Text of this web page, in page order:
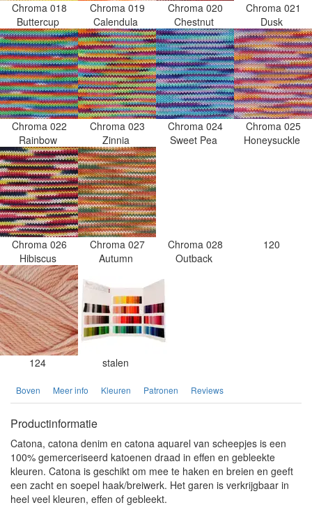
Chroma 018
Buttercup
Chroma 019
Calendula
Chroma 020
Chestnut
Chroma 021
Dusk
Chroma 022
Rainbow
Chroma 023
Zinnia
Chroma 024
Sweet Pea
Chroma 025
Honeysuckle
Chroma 026
Hibiscus
Chroma 027
Autumn
Chroma 028
Outback
120
124 stalen
Boven Meer info Kleuren Patronen Reviews
Productinformatie
Catona, catona denim en catona aquarel van scheepjes is een
100% gemerceriseerd katoenen draad in effen en gebleekte
kleuren. Catona is geschikt om mee te haken en breien en geeft
een zacht en soepel haak/breiwerk. Het garen is verkrijgbaar in
heel veel kleuren, effen of gebleekt.